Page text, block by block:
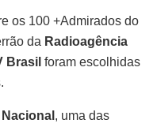
os 100 +Admirados do
da Radioagência
Brasil foram escolhidas
, uma das